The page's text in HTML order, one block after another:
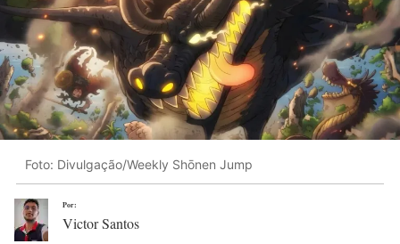
Foto: Divulgação/Weekly Shōnen Jump
Por:
Victor Santos